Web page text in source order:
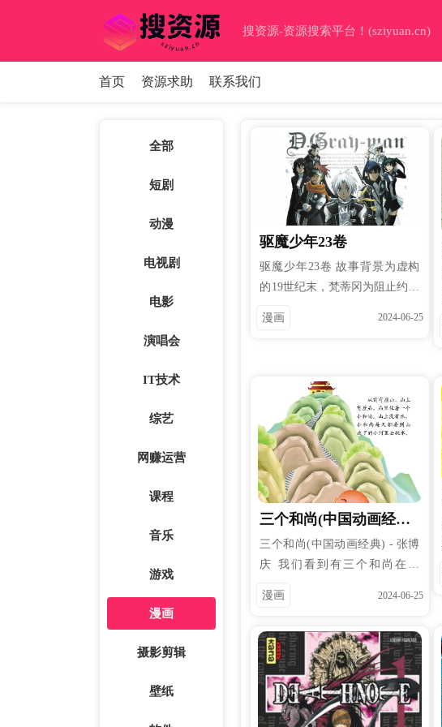
搜资源-资源搜索平台！(sziyuan.cn)
首页 资源求助 联系我们
全部
短剧
动漫
电视剧
电影
演唱会
IT技术
综艺
网赚运营
课程
音乐
游戏
漫画
摄影剪辑
壁纸
驱魔少年23卷
驱魔少年23卷 故事背景为虚构
的19世纪末，梵蒂冈为阻止约70
称「黑暗三日」再度降临，创建
其使用的适合者－驱魔师对抗恶
魔制造者千年伯爵。 恶魔是以
「机械」、「灵魂」以及「悲
剧」为材料所制造出来的恶性武
器。千年伯爵制造出这些悲哀的
恶魔准备将世界带向终点，而被
神选中的圣职者以「对恶魔武
器」救赎灵魂，主角亚连‧沃克
与众驱魔师将挺身而战。
漫画 2024-06-25
三个和尚(中国动画经典)
- 张博庆
三个和尚(中国动画经典) - 张博
庆 我们看到有三个和尚在挑
挑水的操作。可以看到，最下面
的那个人，由于承受过多的力而
非常难受，最上面的那个人表情
却非常轻松。我给这幅漫画取了
漫画 2024-06-25